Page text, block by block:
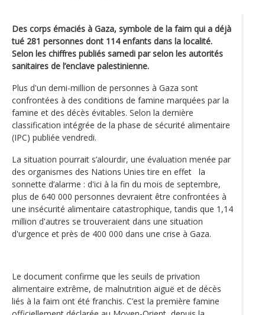
Des corps émaciés à Gaza, symbole de la faim qui a déjà
tué 281 personnes dont 114 enfants dans la localité.
Selon les chiffres publiés samedi par selon les autorités
sanitaires de l’enclave palestinienne.
Plus d'un demi-million de personnes à Gaza sont
confrontées à des conditions de famine marquées par la
famine et des décès évitables. Selon la dernière
classification intégrée de la phase de sécurité alimentaire
(IPC) publiée vendredi.
La situation pourrait s’alourdir, une évaluation menée par
des organismes des Nations Unies tire en effet la
sonnette d’alarme : d'ici à la fin du mois de septembre,
plus de 640 000 personnes devraient être confrontées à
une insécurité alimentaire catastrophique, tandis que 1,14
million d'autres se trouveraient dans une situation
d'urgence et près de 400 000 dans une crise à Gaza.
Le document confirme que les seuils de privation
alimentaire extrême, de malnutrition aiguë et de décès
liés à la faim ont été franchis. C’est la première famine